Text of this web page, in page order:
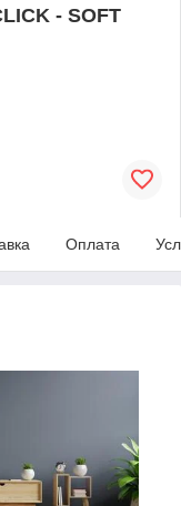
- SOFT
Оплата